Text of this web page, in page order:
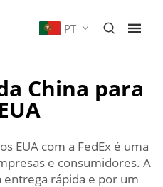
PT
China para
EUA com a FedEx é uma
e consumidores. A
entrega rápida e por um